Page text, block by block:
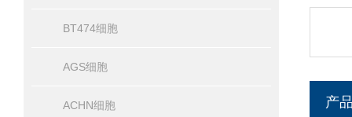
BT474细胞
AGS细胞
ACHN细胞 产